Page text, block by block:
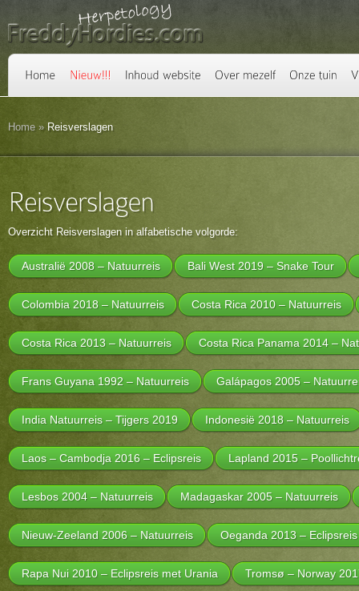
Home » Reisverslagen
Overzicht Reisverslagen in alfabetische volgorde:
Australië 2008 – Natuurreis Bali West 2019 – Snake Tour
Colombia 2018 – Natuurreis Costa Rica 2010 – Natuurreis
Costa Rica 2013 – Natuurreis Costa Rica Panama 2014 –
Frans Guyana 1992 – Natuurreis Galápagos 2005 –
India Natuurreis – Tijgers 2019 Indonesië 2018 – Natuurreis
Laos – Cambodja 2016 – Eclipsreis Lapland 2015 –
Lesbos 2004 – Natuurreis Madagaskar 2005 – Natuurreis
Nieuw-Zeeland 2006 – Natuurreis Oeganda 2013 –
Rapa Nui 2010 – Eclipsreis met Urania Tromsø – Norway